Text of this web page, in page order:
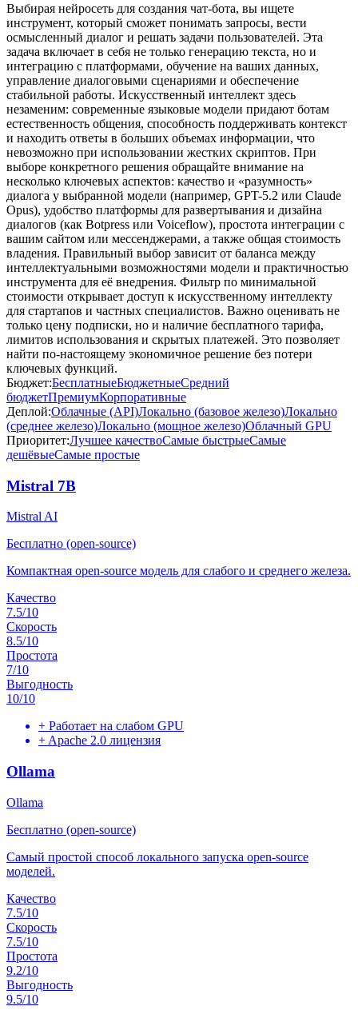
Выбирая нейросеть для создания чат-бота, вы ищете
инструмент, который сможет понимать запросы, вести
осмысленный диалог и решать задачи пользователей. Эта
задача включает в себя не только генерацию текста, но и
интеграцию с платформами, обучение на ваших данных,
управление диалоговыми сценариями и обеспечение
стабильной работы. Искусственный интеллект здесь
незаменим: современные языковые модели придают ботам
естественность общения, способность поддерживать контекст
и находить ответы в больших объемах информации, что
невозможно при использовании жестких скриптов. При
выборе конкретного решения обращайте внимание на
несколько ключевых аспектов: качество и «разумность»
диалога у выбранной модели (например, GPT-5.2 или Claude
Opus), удобство платформы для развертывания и дизайна
диалогов (как Botpress или Voiceflow), простота интеграции с
вашим сайтом или мессенджерами, а также общая стоимость
владения. Правильный выбор зависит от баланса между
интеллектуальными возможностями модели и практичностью
инструмента для её внедрения. Фильтр по минимальной
стоимости открывает доступ к искусственному интеллекту
для стартапов и частных специалистов. Важно оценивать не
только цену подписки, но и наличие бесплатного тарифа,
лимитов использования и скрытых платежей. Это позволяет
найти по-настоящему экономичное решение без потери
ключевых функций.
Бюджет:БесплатныеБюджетныеСредний
бюджетПремиумКорпоративные
Деплой:Облачные (API)Локально (базовое железо)Локально
(среднее железо)Локально (мощное железо)Облачный GPU
Приоритет:Лучшее качествоСамые быстрыеСамые
дешёвыеСамые простые
Mistral 7B
Mistral AI
Бесплатно (open-source)
Компактная open-source модель для слабого и среднего железа.
Качество
7.5/10
Скорость
8.5/10
Простота
7/10
Выгодность
10/10
+ Работает на слабом GPU
+ Apache 2.0 лицензия
Ollama
Ollama
Бесплатно (open-source)
Самый простой способ локального запуска open-source
моделей.
Качество
7.5/10
Скорость
7.5/10
Простота
9.2/10
Выгодность
9.5/10